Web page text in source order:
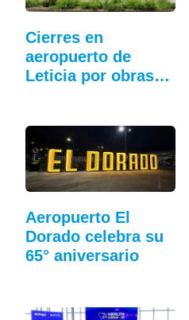
Cierres en
aeropuerto de
Leticia por obras
Aeropuerto El
Dorado celebra su
65° aniversario